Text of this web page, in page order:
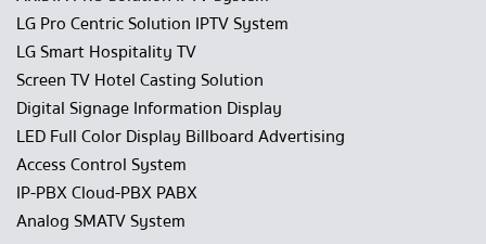
LG Pro Centric Solution IPTV System
LG Smart Hospitality TV
Screen TV Hotel Casting Solution
Digital Signage Information Display
LED Full Color Display Billboard Advertising
Access Control System
IP-PBX Cloud-PBX PABX
Analog SMATV System